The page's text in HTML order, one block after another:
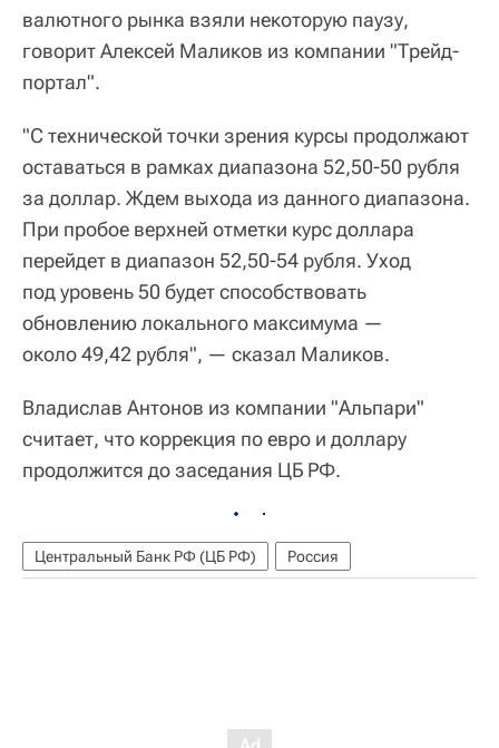
валютного рынка взяли некоторую паузу,
говорит Алексей Маликов из компании "Трейд-
портал".
"С технической точки зрения курсы продолжают
оставаться в рамках диапазона 52,50-50 рубля
за доллар. Ждем выхода из данного диапазона.
При пробое верхней отметки курс доллара
перейдет в диапазон 52,50-54 рубля. Уход
под уровень 50 будет способствовать
обновлению локального максимума —
около 49,42 рубля", — сказал Маликов.
Владислав Антонов из компании "Альпари"
считает, что коррекция по евро и доллару
продолжится до заседания ЦБ РФ.
Центральный Банк РФ (ЦБ РФ) Россия